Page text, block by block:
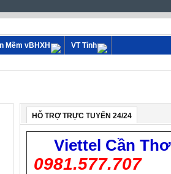
Mềm vBHXH
VT Tỉnh
HỖ TRỢ TRỰC TUYẾN 24/24
Viettel Cần Thơ
0981.577.707